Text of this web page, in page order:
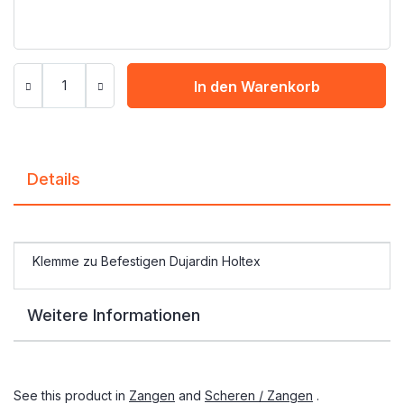
In den Warenkorb
Details
Klemme zu Befestigen Dujardin Holtex
Weitere Informationen
See this product in Zangen and Scheren / Zangen .